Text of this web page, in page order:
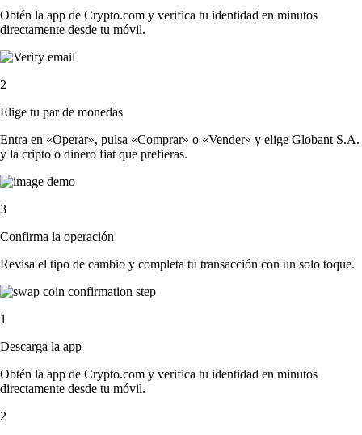
Obtén la app de Crypto.com y verifica tu identidad en minutos
directamente desde tu móvil.
2
Elige tu par de monedas
Entra en «Operar», pulsa «Comprar» o «Vender» y elige Globant S.A.
y la cripto o dinero fiat que prefieras.
3
Confirma la operación
Revisa el tipo de cambio y completa tu transacción con un solo toque.
1
Descarga la app
Obtén la app de Crypto.com y verifica tu identidad en minutos
directamente desde tu móvil.
2